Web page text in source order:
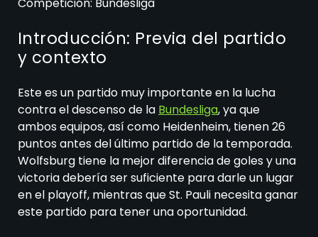
Introducción: Previa del partido
y contexto
Este es un partido muy importante en la lucha
contra el descenso de la Bundesliga, ya que
ambos equipos, así como Heidenheim, tienen 26
puntos antes del último partido de la temporada.
Wolfsburg tiene la mejor diferencia de goles y una
victoria debería ser suficiente para darle un lugar
en el playoff, mientras que St. Pauli necesita ganar
este partido para tener una oportunidad.